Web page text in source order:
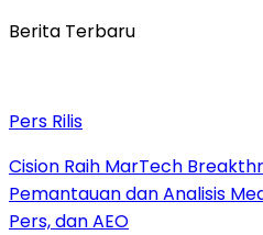
Berita Terbaru
Pers Rilis
Cision Raih MarTech
Pemantauan dan Analisis
Pers, dan AEO